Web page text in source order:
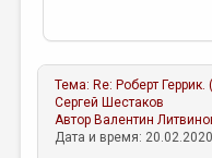
Тема: Re: Роберт
Сергей Шестаков
Автор Валентин
Дата и время: